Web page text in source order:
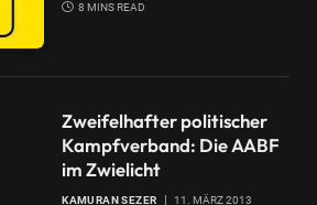
8 MINS READ
Zweifelhafter politischer
Kampfverband: Die AABF
im Zwielicht
KAMURAN SEZER
11. MÄRZ 2013